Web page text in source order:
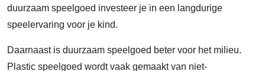
duurzaam speelgoed investeer je in een langdurige
speelervaring voor je kind.
Daarnaast is duurzaam speelgoed beter voor het milieu.
Plastic speelgoed wordt vaak gemaakt van niet-